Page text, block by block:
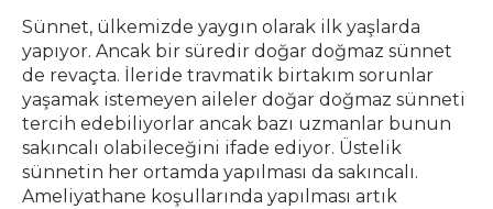
Sünnet, ülkemizde yaygın olarak ilk yaşlarda
yapıyor. Ancak bir süredir doğar doğmaz sünnet
de revaçta. İleride travmatik birtakım sorunlar
yaşamak istemeyen aileler doğar doğmaz sünneti
tercih edebiliyorlar ancak bazı uzmanlar bunun
sakıncalı olabileceğini ifade ediyor. Üstelik
sünnetin her ortamda yapılması da sakıncalı.
Ameliyathane koşullarında yapılması artık